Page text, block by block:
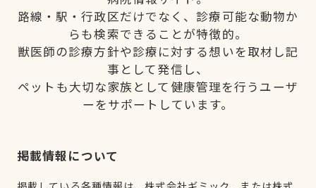
路線・駅・行政区だけでなく、診療可能な動物か
らも検索できることが特徴的。
獣医師の診療方針や診療に対する想いを取材し記
事として発信し、
ペットも大切な家族として健康管理を行うユーザ
ーをサポートしています。
掲載情報について